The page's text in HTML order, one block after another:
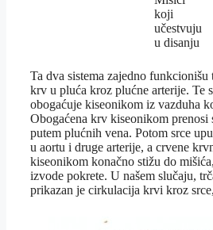
koji
učestvuju
u disanju
Ta dva sistema zajedno funkcionišu
krv u pluća kroz plućne arterije. Te
obogaćuje kiseonikom iz vazduha
Obogaćena krv kiseonikom prenosi
putem plućnih vena. Potom srce
u aortu i druge arterije, a crvene
kiseonikom konačno stižu do
izvode pokrete. U našem slučaju,
prikazan je cirkulacija krvi kroz